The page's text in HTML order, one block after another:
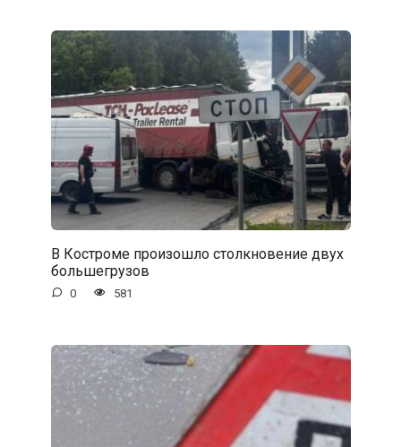
В Костроме произошло столкновение двух
большегрузов
0 581